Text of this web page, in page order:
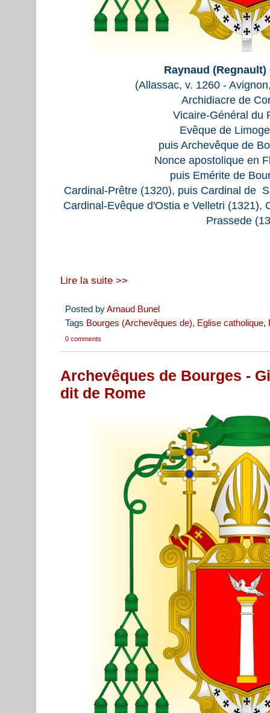
Raynaud (Regnault)
(Allassac, v. 1260 -
Archidiacre de
Vicaire-Général du
Evêque de
puis Archevêque de
Nonce apostolique en
puis Emérite de
Cardinal-Prêtre (1320), puis Cardinal de
Cardinal-Evêque d'Ostia e Velletri (1321),
Prassede
Lire la suite >>
Posted byArnaud Bunel
Tags Bourges (Archevêques de), Eglise catholique,
0 comments
Archevêques de Bourges -
dit de Rome